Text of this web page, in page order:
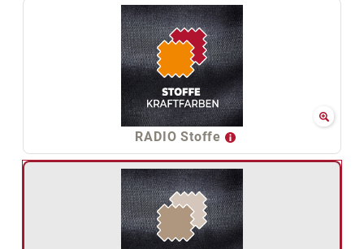
RADIO Stoffe